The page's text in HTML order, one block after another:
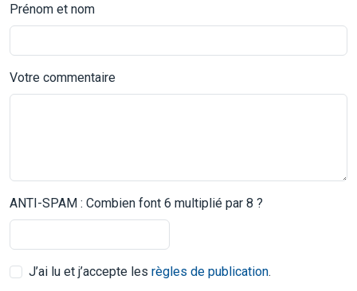
Prénom et nom
Votre commentaire
ANTI-SPAM : Combien font 6 multiplié par 8 ?
J’ai lu et j’accepte les règles de publication.